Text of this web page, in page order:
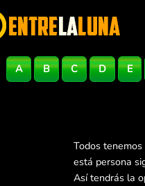
A B C D E
Todos
está persona
Así tendrás la